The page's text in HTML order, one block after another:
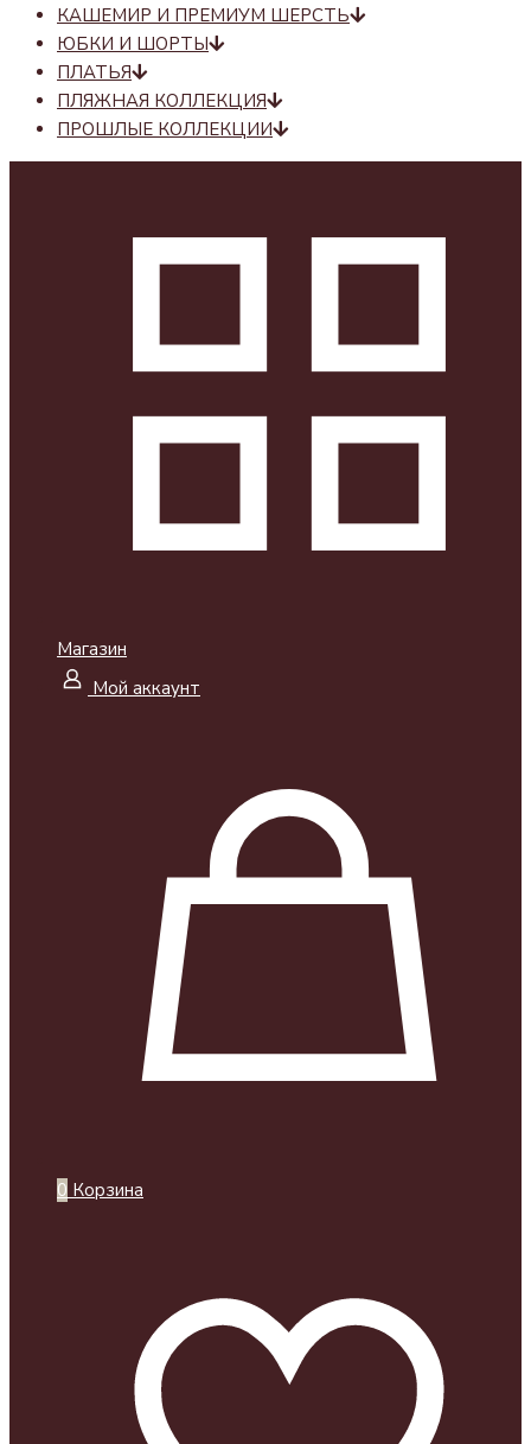
КАШЕМИР И ПРЕМИУМ ШЕРСТЬ
ЮБКИ И ШОРТЫ
ПЛАТЬЯ
ПЛЯЖНАЯ КОЛЛЕКЦИЯ
ПРОШЛЫЕ КОЛЛЕКЦИИ
Магазин
Мой аккаунт
0 Корзина